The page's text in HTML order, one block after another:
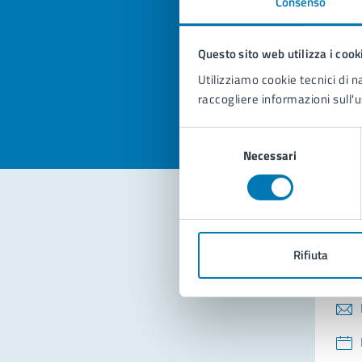
Questo sito web utilizza i
Utilizziamo cookie tecnici di
raccogliere informazioni
consenso
Necessari
Rifiuta